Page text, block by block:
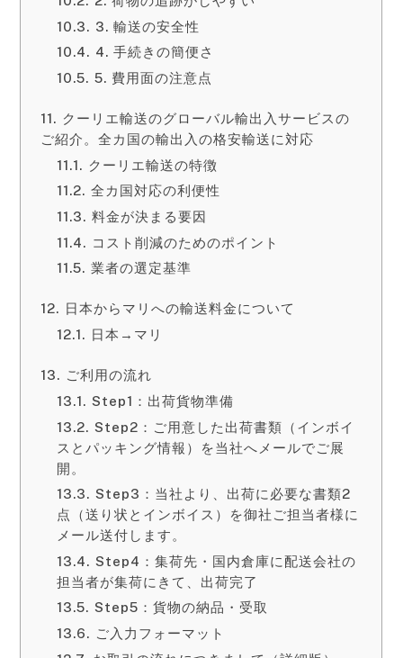
3. 輸送の安全性
4. 手続きの簡便さ
5. 費用面の注意点
クーリエ輸送のグローバル輸出入サービスの
ご紹介。全カ国の輸出入の格安輸送に対応
クーリエ輸送の特徴
全カ国対応の利便性
料金が決まる要因
コスト削減のためのポイント
業者の選定基準
日本からマリへの輸送料金について
日本→マリ
ご利用の流れ
Step1：出荷貨物準備
Step2：ご用意した出荷書類（インボイ
スとパッキング情報）を当社へメールでご展
開。
Step3：当社より、出荷に必要な書類2
点（送り状とインボイス）を御社ご担当者様に
メール送付します。
Step4：集荷先・国内倉庫に配送会社の
担当者が集荷にきて、出荷完了
Step5：貨物の納品・受取
ご入力フォーマット